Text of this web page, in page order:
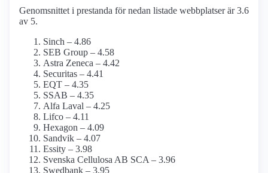
Genomsnittet i prestanda för nedan listade webbplatser är 3.6
av 5.
Sinch – 4.86
SEB Group – 4.58
Astra Zeneca – 4.42
Securitas – 4.41
EQT – 4.35
SSAB – 4.35
Alfa Laval – 4.25
Lifco – 4.11
Hexagon – 4.09
Sandvik – 4.07
Essity – 3.98
Svenska Cellulosa AB SCA – 3.96
Swedbank – 3.95